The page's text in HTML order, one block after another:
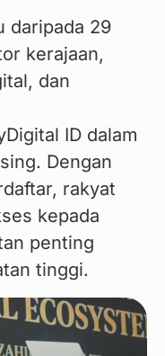
daripada 29
kerajaan,
dan
ID dalam
Dengan
rakyat
kepada
penting
tinggi.